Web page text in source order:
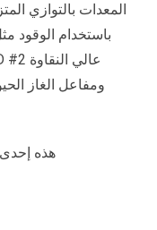
باستخدام الوقود
عالي النقاوة
ومفاعل الغاز
هذه إحدى